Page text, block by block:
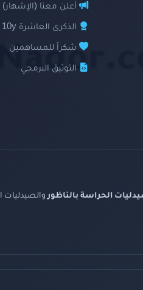
أعلن معنا (الإشهار)
الذكرى العاشرة 10y
شكراً للمساهمين
التوثيق البرمجي
الحراسة بالناظوروالصيدليات